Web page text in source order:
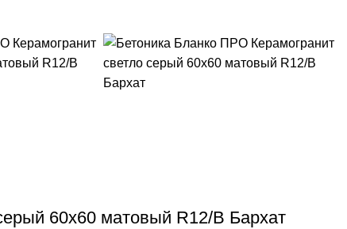
60х60 матовый R12/B Бархат